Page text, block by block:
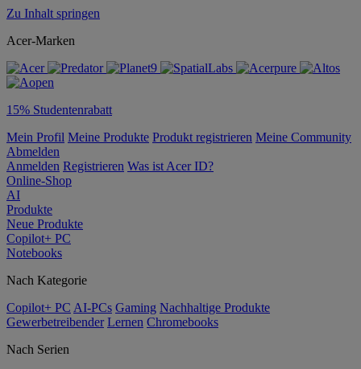
Zu Inhalt springen
Acer-Marken
15% Studentenrabatt
Mein Profil Meine Produkte Produkt registrieren Meine Community
Abmelden
Anmelden Registrieren Was ist Acer ID?
Online-Shop
AI
Produkte
Neue Produkte
Copilot+ PC
Notebooks
Nach Kategorie
Copilot+ PC AI-PCs Gaming Nachhaltige Produkte
Gewerbetreibender Lernen Chromebooks
Nach Serien